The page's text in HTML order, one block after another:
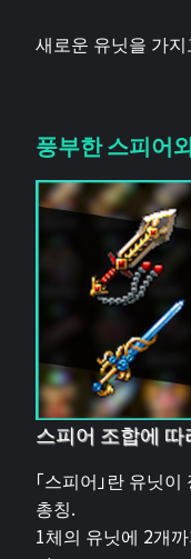
새로운 유닛을 가
풍부한 스피어
스피어 조합에
「스피어」란 유닛
총칭.
1체의 유닛에 2개